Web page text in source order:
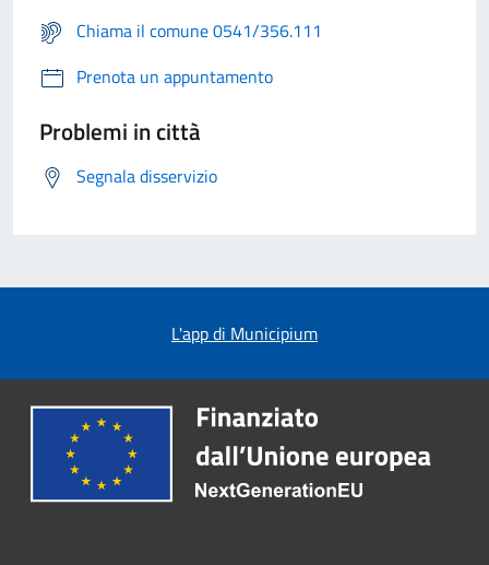
Chiama il comune 0541/356.111
Prenota un appuntamento
Problemi in città
Segnala disservizio
L'app di Municipium